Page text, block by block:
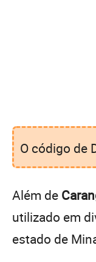
O código de
Além de
utilizado em
estado de